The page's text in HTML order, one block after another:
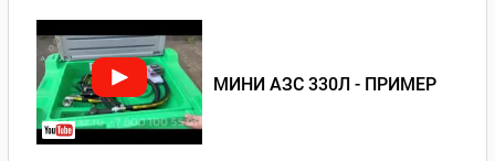
МИНИ АЗС 330Л - ПРИМЕР